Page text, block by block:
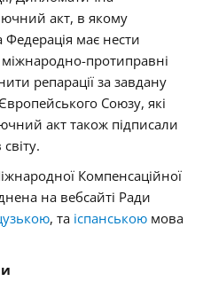
акт, в якому
має нести
міжнародно-протиправні
репарації за завдану
Союзу, які
акт також підписали
Компенсаційної
на вебсайті Ради
, та іспанською мова